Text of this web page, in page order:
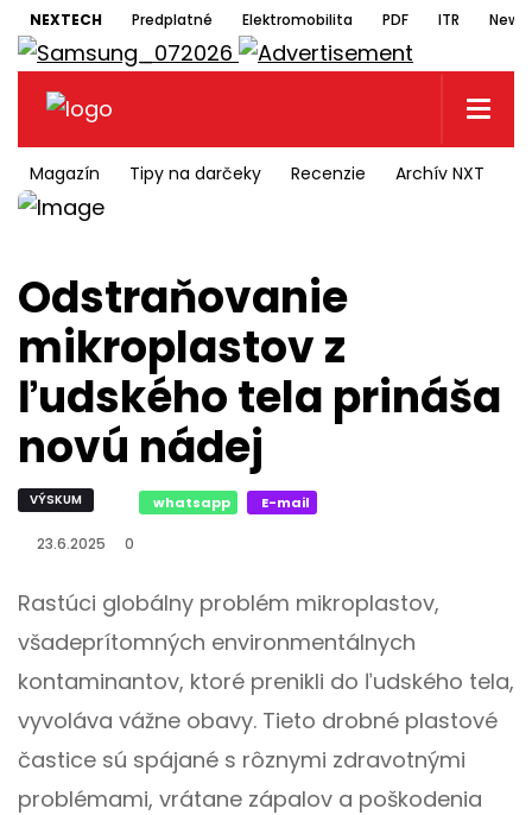
NEXTECH Predplatné Elektromobilita PDF ITR
Magazín Tipy na darčeky Recenzie Archív NXT
Odstraňovanie
mikroplastov z
ľudského tela prináša
novú nádej
VÝSKUM whatsapp E-mail
23.6.2025 0
Rastúci globálny problém mikroplastov,
všadeprítomných environmentálnych
kontaminantov, ktoré prenikli do ľudského tela,
vyvoláva vážne obavy. Tieto drobné plastové
častice sú spájané s rôznymi zdravotnými
problémami, vrátane zápalov a poškodenia